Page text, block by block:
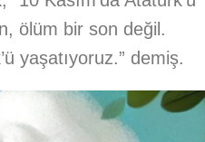
ölüm bir son değil.
yaşatıyoruz.” demiş.